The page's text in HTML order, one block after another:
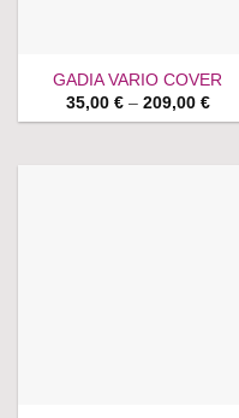
GADIA VARIO COVER
35,00 € – 209,00 €Price